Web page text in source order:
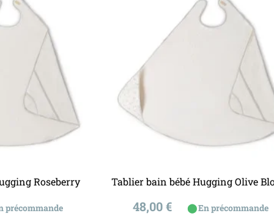
Roseberry
précommande
Tablier bain bébé Hugging Olive
Prix
48,00 € ⬤En précommande